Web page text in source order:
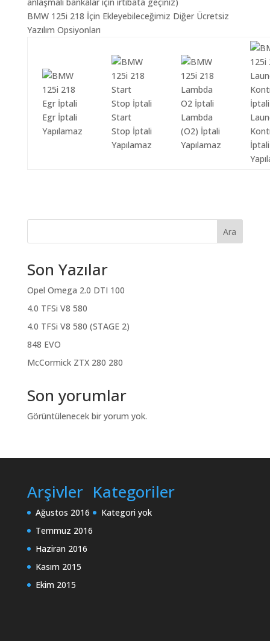
BMW 125i 218 İçin Ekleyebileceğimiz Diğer Ücretsiz
Yazılım Opsiyonları
Egr İptali
Yapılamaz
Start
Stop İptali
Yapılamaz
Lambda
(O2) İptali
Yapılamaz
İptali
Ara
Son Yazılar
Opel Omega 2.0 DTI 100
4.0 TFSi V8 580
4.0 TFSi V8 580 (STAGE 2)
848 EVO
McCormick ZTX 280 280
Son yorumlar
Görüntülenecek bir yorum yok.
Arşivler
Ağustos 2016
Temmuz 2016
Haziran 2016
Kasım 2015
Ekim 2015
Kategoriler
Kategori yok